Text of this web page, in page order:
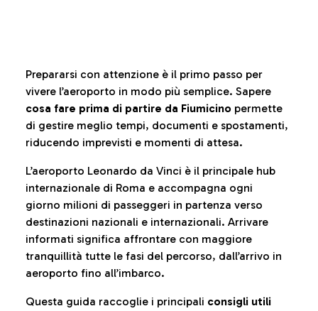
Prepararsi con attenzione è il primo passo per
vivere l’aeroporto in modo più semplice. Sapere
cosa fare prima di partire da Fiumicino permette
di gestire meglio tempi, documenti e spostamenti,
riducendo imprevisti e momenti di attesa.
L’aeroporto Leonardo da Vinci è il principale hub
internazionale di Roma e accompagna ogni
giorno milioni di passeggeri in partenza verso
destinazioni nazionali e internazionali. Arrivare
informati significa affrontare con maggiore
tranquillità tutte le fasi del percorso, dall’arrivo in
aeroporto fino all’imbarco.
Questa guida raccoglie i principali consigli utili